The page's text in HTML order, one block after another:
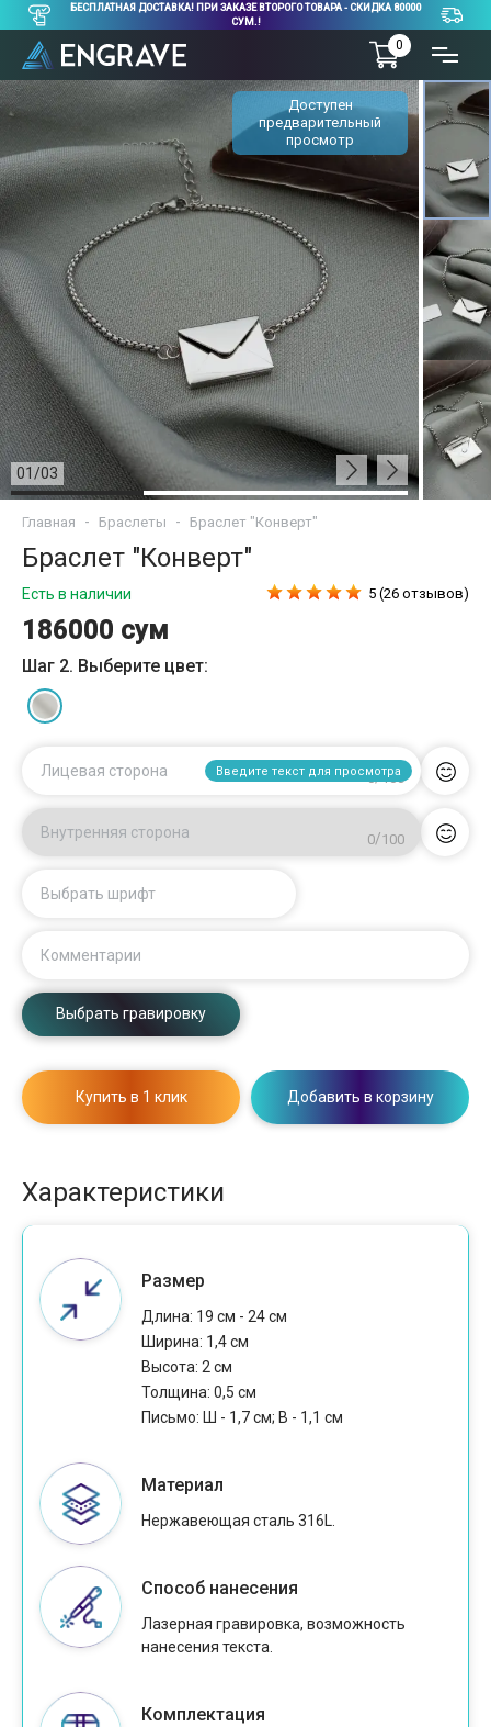
БЕСПЛАТНАЯ ДОСТАВКА! ПРИ ЗАКАЗЕ ВТОРОГО ТОВАРА - СКИДКА 80000
СУМ.!
0
Доступен
предварительный
просмотр
01 /03
Главная Браслеты Браслет "Конверт"
Браслет "Конверт"
Есть в наличии
186000 сум
5 (26 отзывов)
Шаг 2. Выберите цвет:
0/100
Лицевая сторона Введите текст для просмотра
0/100
Внутренняя сторона
Выбрать шрифт
Комментарии
Выбрать гравировку
Купить в 1 клик Добавить в корзину
Характеристики
Размер
Длина: 19 см - 24 см
Ширина: 1,4 см
Высота: 2 см
Толщина: 0,5 см
Письмо: Ш - 1,7 см; В - 1,1 см
Материал
Нержавеющая сталь 316L.
Способ нанесения
Лазерная гравировка, возможность
нанесения текста.
Комплектация